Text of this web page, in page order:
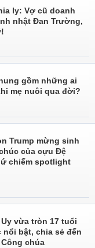
ly: Vợ cũ doanh
nhật Đan Trường,
gồm những ai
mẹ nuôi qua đời?
Trump mừng sinh
của cựu Đệ
chiếm spotlight
vừa tròn 17 tuổi
bật, chia sẻ đến
chúa